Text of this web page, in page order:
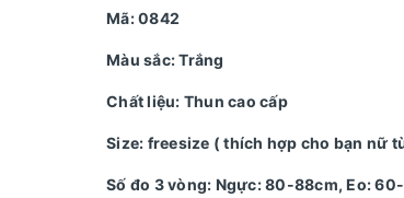
Mã: 0842
Màu sắc: Trắng
Chất liệu: Thun cao cấp
Size: freesize ( thích hợp cho bạn nữ
Số đo 3 vòng: Ngực: 80-88cm, Eo: